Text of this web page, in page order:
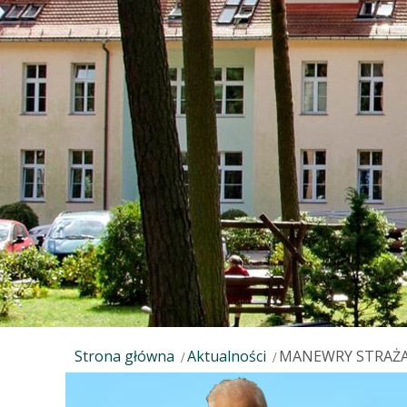
Strona główna Aktualności MANEWRY